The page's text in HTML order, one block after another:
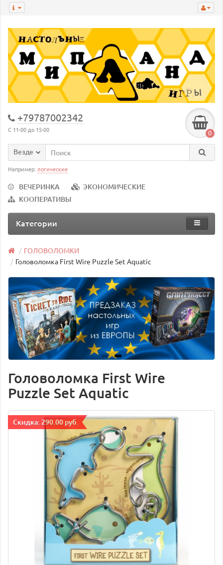
+79787002342
С 11-00 до 15-00 0
Везде
Например: логические
ВЕЧЕРИНКА
ЭКОНОМИЧЕСКИЕ
КООПЕРАТИВЫ
Категории
ГОЛОВОЛОМКИ
Головоломка First Wire Puzzle Set Aquatic
Головоломка First Wire
Puzzle Set Aquatic
Cкидка: 290.00 руб.